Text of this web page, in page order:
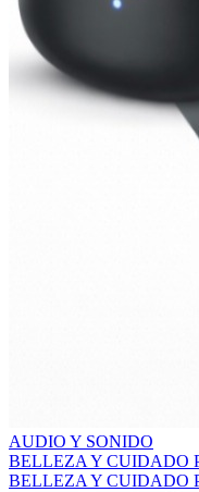
AUDIO Y SONIDO
BELLEZA Y CUIDADO
BELLEZA Y CUIDADO